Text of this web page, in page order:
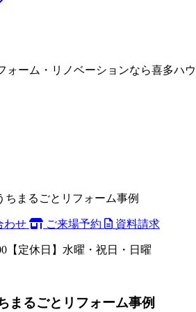
ォーム・リノベーションなら喜多ハ
ちまるごとリフォーム事例
わせ ご来場予約 資料請求
【定休日】水曜・祝日・日曜
まるごとリフォーム事例